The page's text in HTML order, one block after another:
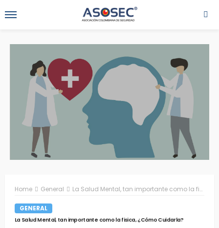
Home General La Salud Mental, tan importante como la fisica, ¿Cómo Cuidarla?
GENERAL
La Salud Mental, tan importante como la fisica, ¿Cómo Cuidarla?